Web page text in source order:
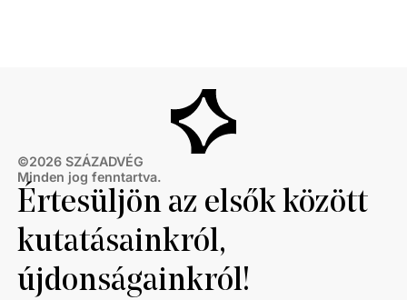
©2026 SZÁZADVÉG
Minden jog fenntartva.
Értesüljön az elsők között
kutatásainkról,
újdonságainkról!